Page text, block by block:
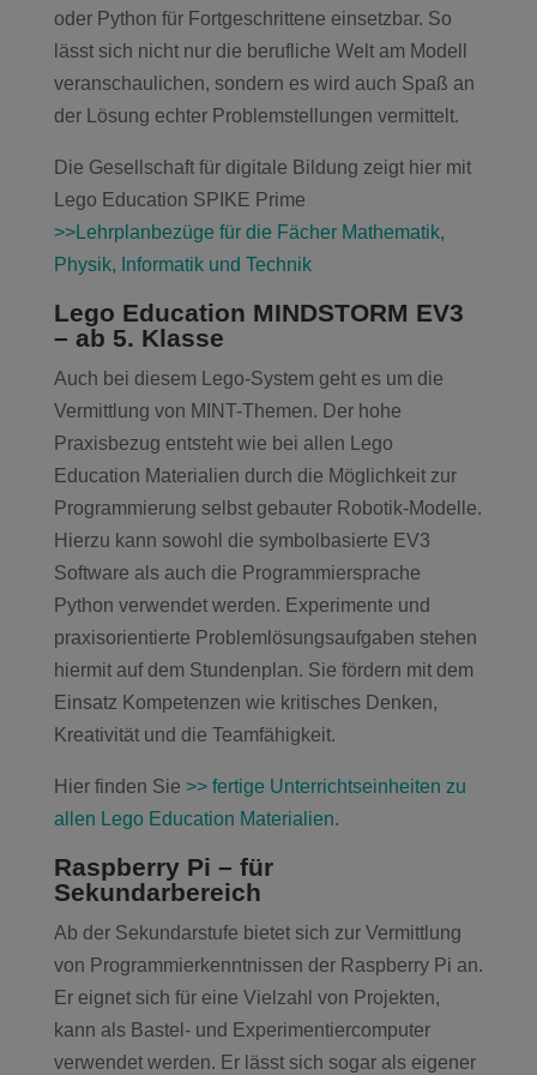
oder Python für Fortgeschrittene einsetzbar. So
lässt sich nicht nur die berufliche Welt am Modell
veranschaulichen, sondern es wird auch Spaß an
der Lösung echter Problemstellungen vermittelt.
Die Gesellschaft für digitale Bildung zeigt hier mit
Lego Education SPIKE Prime
>>Lehrplanbezüge für die Fächer Mathematik,
Physik, Informatik und Technik
Lego Education MINDSTORM EV3
– ab 5. Klasse
Auch bei diesem Lego-System geht es um die
Vermittlung von MINT-Themen. Der hohe
Praxisbezug entsteht wie bei allen Lego
Education Materialien durch die Möglichkeit zur
Programmierung selbst gebauter Robotik-Modelle.
Hierzu kann sowohl die symbolbasierte EV3
Software als auch die Programmiersprache
Python verwendet werden. Experimente und
praxisorientierte Problemlösungsaufgaben stehen
hiermit auf dem Stundenplan. Sie fördern mit dem
Einsatz Kompetenzen wie kritisches Denken,
Kreativität und die Teamfähigkeit.
Hier finden Sie >> fertige Unterrichtseinheiten zu
allen Lego Education Materialien.
Raspberry Pi – für
Sekundarbereich
Ab der Sekundarstufe bietet sich zur Vermittlung
von Programmierkenntnissen der Raspberry Pi an.
Er eignet sich für eine Vielzahl von Projekten,
kann als Bastel- und Experimentiercomputer
verwendet werden. Er lässt sich sogar als eigener